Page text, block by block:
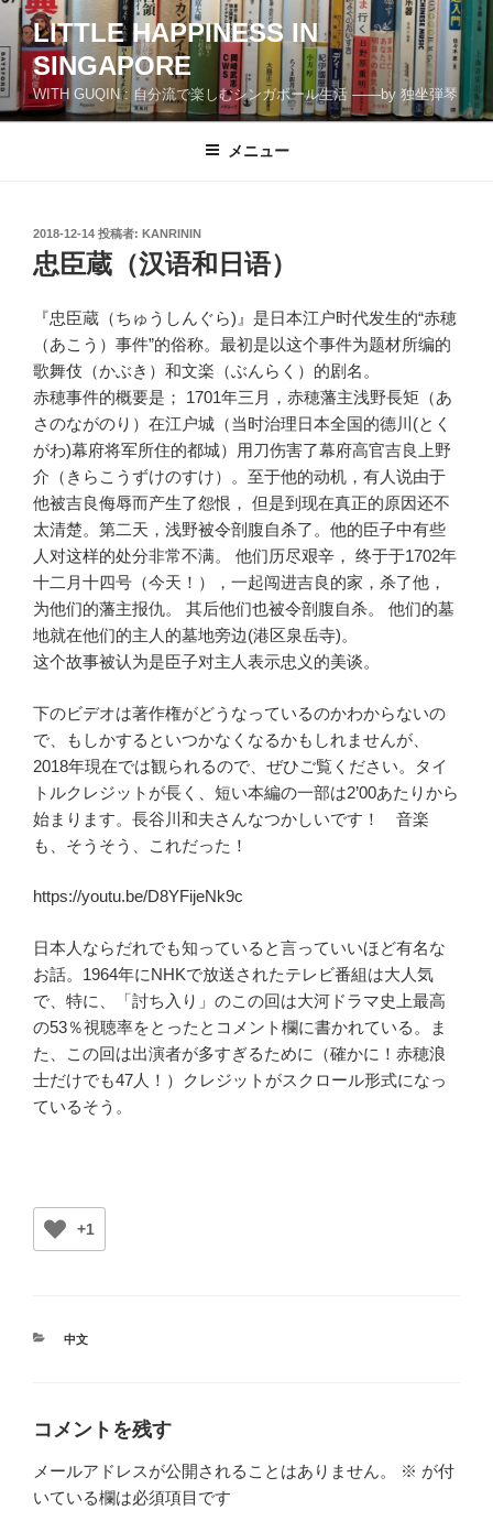
テ
ン
ツ
LITTLE HAPPINESS IN
SINGAPORE
WITH GUQIN : 自分流で楽しむシンガポール生活 ――by 独坐弾琴
メニュー
投
稿
日:
2018-12-14 投稿者: KANRININ
忠臣蔵（汉语和日语）
『忠臣蔵（ちゅうしんぐら)』是日本江户时代发生的“赤穂
（あこう）事件”的俗称。最初是以这个事件为题材所编的
歌舞伎（かぶき）和文楽（ぶんらく）的剧名。
赤穂事件的概要是； 1701年三月，赤穂藩主浅野長矩（あ
さのながのり）在江户城（当时治理日本全国的德川(とく
がわ)幕府将军所住的都城）用刀伤害了幕府高官吉良上野
介（きらこうずけのすけ）。至于他的动机，有人说由于
他被吉良侮辱而产生了怨恨， 但是到现在真正的原因还不
太清楚。第二天，浅野被令剖腹自杀了。他的臣子中有些
人对这样的处分非常不满。 他们历尽艰辛， 终于于1702年
十二月十四号（今天！），一起闯进吉良的家，杀了他，
为他们的藩主报仇。 其后他们也被令剖腹自杀。 他们的墓
地就在他们的主人的墓地旁边(港区泉岳寺)。
这个故事被认为是臣子对主人表示忠义的美谈。
下のビデオは著作権がどうなっているのかわからないの
で、もしかするといつかなくなるかもしれませんが、
2018年現在では観られるので、ぜひご覧ください。タイ
トルクレジットが長く、短い本編の一部は2’00あたりから
始まります。長谷川和夫さんなつかしいです！ 音楽
も、そうそう、これだった！
https://youtu.be/D8YFijeNk9c
日本人ならだれでも知っていると言っていいほど有名な
お話。1964年にNHKで放送されたテレビ番組は大人気
で、特に、「討ち入り」のこの回は大河ドラマ史上最高
の53％視聴率をとったとコメント欄に書かれている。ま
た、この回は出演者が多すぎるために（確かに！赤穂浪
士だけでも47人！）クレジットがスクロール形式になっ
ているそう。
+1
カ
中文
コメントを残す
メールアドレスが公開されることはありません。 ※ が付
いている欄は必須項目です